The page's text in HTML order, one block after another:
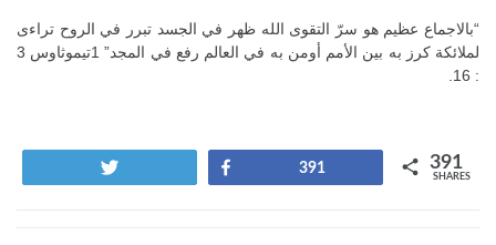
“بالاجماع عظيم هو سرّ التقوى الله ظهر في الجسد تبرر في الروح تراءى
لملائكة كرز به بين الأمم أومن به في العالم رفع في المجد” 1تيموثاوس 3
: 16.
391 391
SHARES